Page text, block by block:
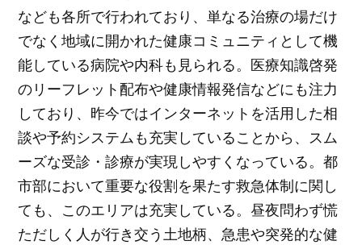
なども各所で行われており、単なる治療の場だけ
でなく地域に開かれた健康コミュニティとして機
能している病院や内科も見られる。医療知識啓発
のリーフレット配布や健康情報発信などにも注力
しており、昨今ではインターネットを活用した相
談や予約システムも充実していることから、スム
ーズな受診・診療が実現しやすくなっている。都
市部において重要な役割を果たす救急体制に関し
ても、このエリアは充実している。昼夜問わず慌
ただしく人が行き交う土地柄、急患や突発的な健